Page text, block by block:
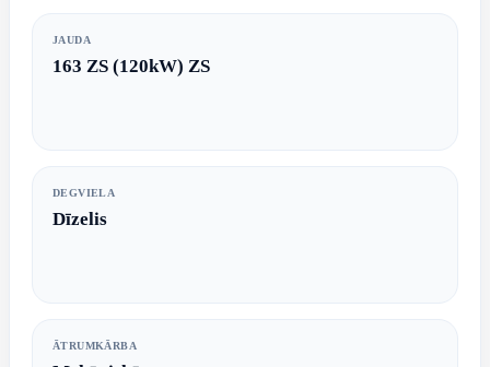
JAUDA
163 ZS (120kW) ZS
DEGVIELA
Dīzelis
ĀTRUMKĀRBA